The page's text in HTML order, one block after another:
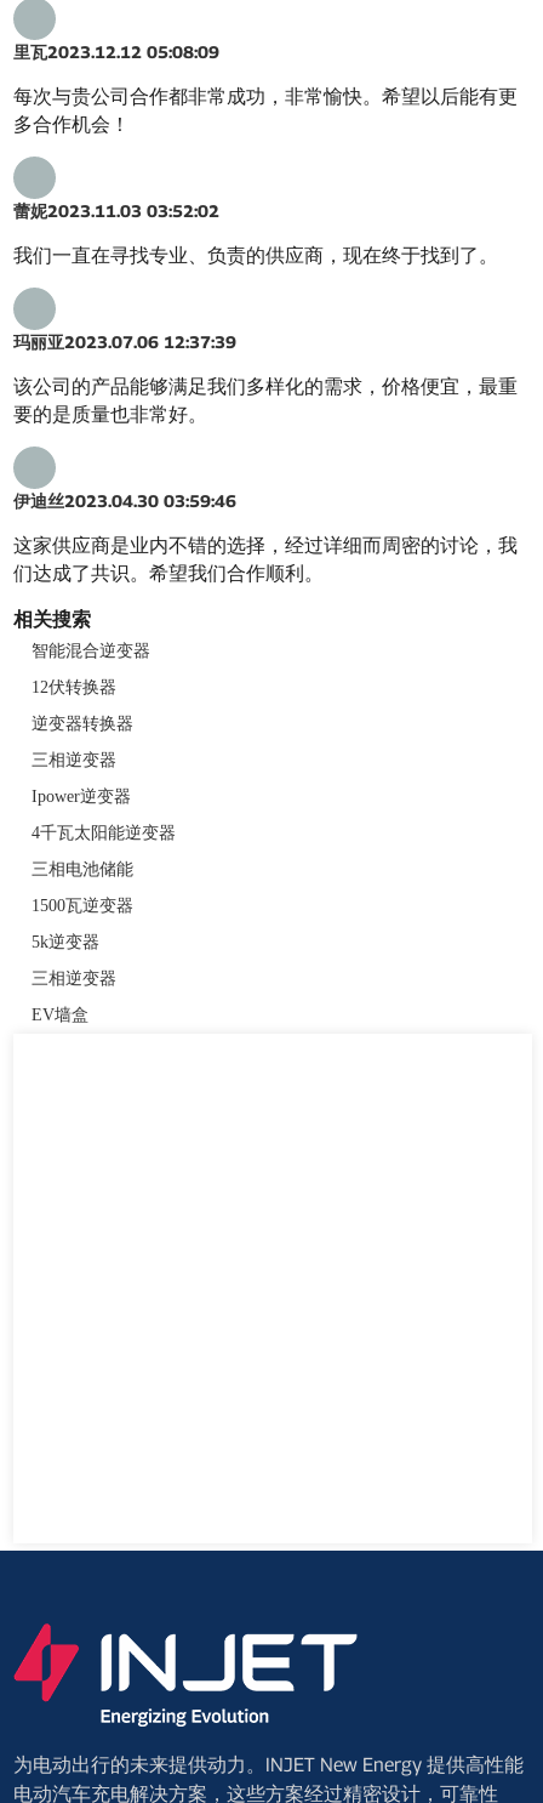
里瓦2023.12.12 05:08:09
每次与贵公司合作都非常成功，非常愉快。希望以后能有更
多合作机会！
蕾妮2023.11.03 03:52:02
我们一直在寻找专业、负责的供应商，现在终于找到了。
玛丽亚2023.07.06 12:37:39
该公司的产品能够满足我们多样化的需求，价格便宜，最重
要的是质量也非常好。
伊迪丝2023.04.30 03:59:46
这家供应商是业内不错的选择，经过详细而周密的讨论，我
们达成了共识。希望我们合作顺利。
相关搜索
智能混合逆变器
12伏转换器
逆变器转换器
三相逆变器
Ipower逆变器
4千瓦太阳能逆变器
三相电池储能
1500瓦逆变器
5k逆变器
三相逆变器
EV墙盒
为电动出行的未来提供动力。INJET New Energy 提供高性能
电动汽车充电解决方案，这些方案经过精密设计，可靠性